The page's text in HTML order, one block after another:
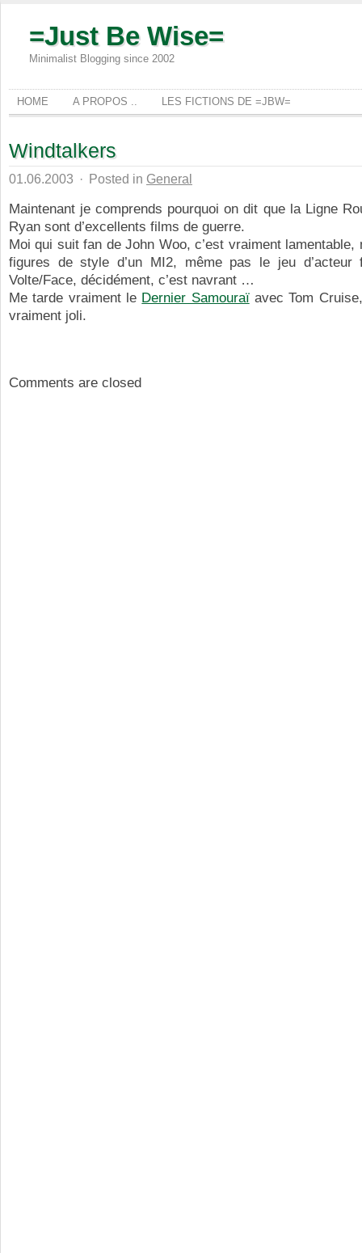
=Just Be Wise=
Minimalist Blogging since 2002
HOME A PROPOS .. LES FICTIONS DE =JBW=
Windtalkers
01.06.2003 · Posted in General
Maintenant je comprends pourquoi on dit que la Ligne
Ryan sont d’excellents films de guerre.
Moi qui suit fan de John Woo, c’est vraiment lamentable,
figures de style d’un MI2, même pas le jeu d’acteur
Volte/Face, décidément, c’est navrant …
Me tarde vraiment le Dernier Samouraïavec Tom
vraiment joli.
Comments are closed